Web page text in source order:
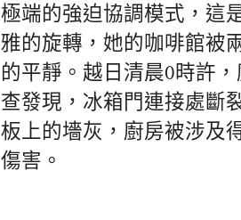
極端的強迫協調模式，這
雅的旋轉，她的咖啡館被
的平靜。越日清晨0時許
查發現，冰箱門連接處斷
板上的墻灰，廚房被涉及
傷害。